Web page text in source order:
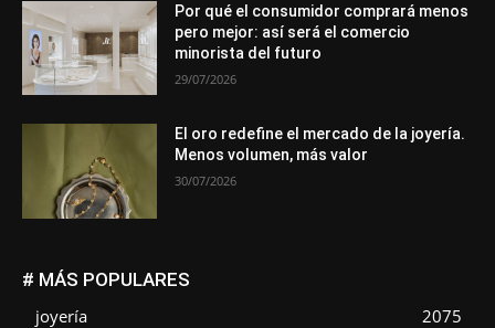
Por qué el consumidor comprará menos
pero mejor: así será el comercio
minorista del futuro
29/07/2026
El oro redefine el mercado de la joyería.
Menos volumen, más valor
30/07/2026
# MÁS POPULARES
joyería
2075